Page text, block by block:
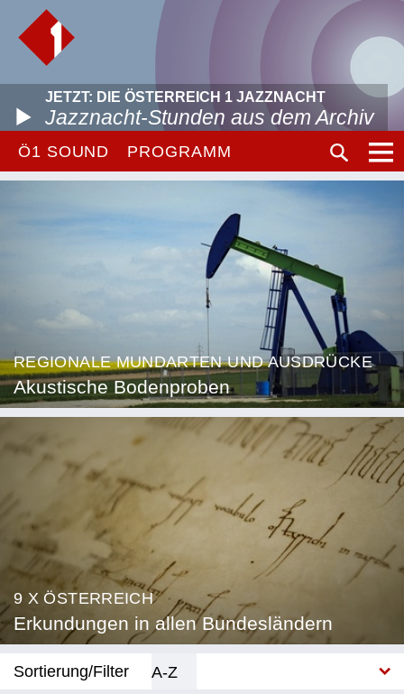
JETZT: DIE ÖSTERREICH 1 JAZZNACHT
Jazznacht-Stunden aus dem Archiv
Ö1 SOUND PROGRAMM
REGIONALE MUNDARTEN UND AUSDRÜCKE
Akustische Bodenproben
9 X ÖSTERREICH
Erkundungen in allen Bundesländern
Sortierung/Filter
A-Z